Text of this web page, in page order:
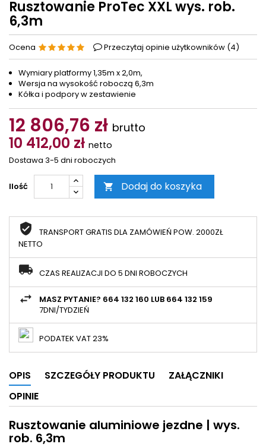
Rusztowanie ProTec XXL wys. rob.
6,3m
Ocena Przeczytaj opinie użytkowników (4)
Wymiary platformy 1,35m x 2,0m,
Wersja na wysokość roboczą 6,3m
Kółka i podpory w zestawienie
12 806,76 zł brutto
10 412,00 zł netto
Dostawa 3-5 dni roboczych
Ilość  Dodaj do koszyka
TRANSPORT GRATIS DLA ZAMÓWIEŃ POW. 2000ZŁ
NETTO
CZAS REALIZACJI DO 5 DNI ROBOCZYCH
MASZ PYTANIE? 664 132 160 LUB 664 132 159
7DNI/TYDZIEŃ
PODATEK VAT 23%
OPIS SZCZEGÓŁY PRODUKTU
ZAŁĄCZNIKI
OPINIE
Rusztowanie aluminiowe jezdne | wys.
rob. 6,3m